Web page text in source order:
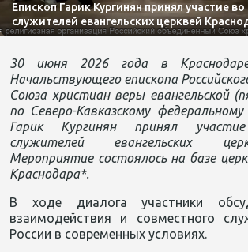
Епископ Гарик Кургинян принял участие во
служителей евангельских церквей
30 июня 2026 года в
Начальствующего епископа
Союза христиан веры евангельской
по Северо-Кавказскому федеральному
Гарик Кургинян принял
служителей евангельских
Мероприятие состоялось на базе
Краснодара*.
В ходе диалога участники
взаимодействия и совместного
России в современных условиях.